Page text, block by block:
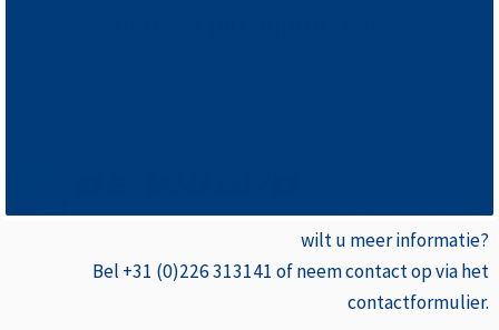
wilt u meer informatie?
Bel +31 (0)226 313141 of neem contact op via het
contactformulier.